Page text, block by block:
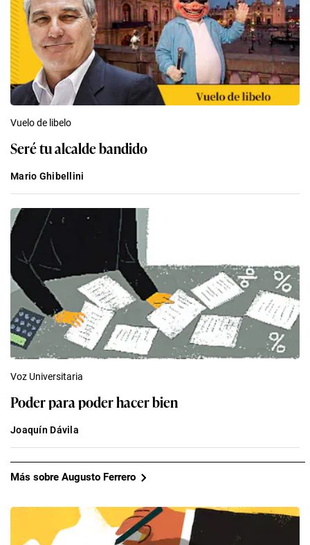
Vuelo de libelo
Seré tu alcalde bandido
Mario Ghibellini
Voz Universitaria
Poder para poder hacer bien
Joaquín Dávila
Más sobre Augusto Ferrero